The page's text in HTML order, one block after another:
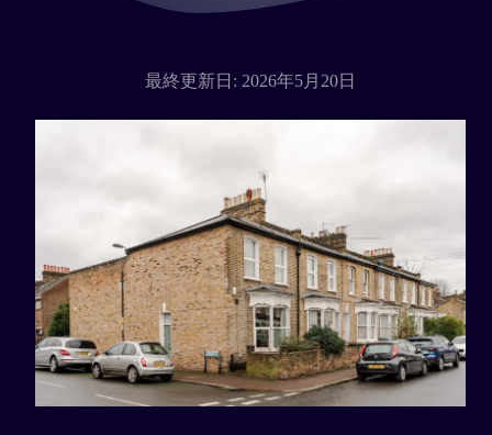
最終更新日: 2026年5月20日